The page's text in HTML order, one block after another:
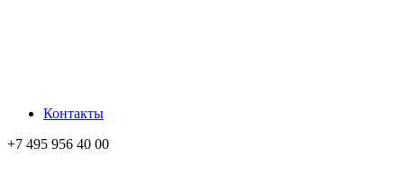
Контакты
+7 495 956 40 00